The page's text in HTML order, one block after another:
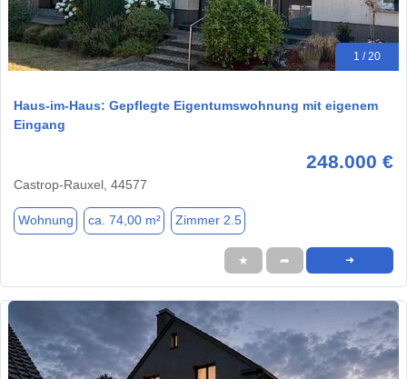
1 / 20
Haus-im-Haus: Gepflegte Eigentumswohnung mit eigenem
Eingang
248.000 €
Castrop-Rauxel, 44577
Wohnung ca. 74,00 m² Zimmer 2.5
★ ➦ ➜